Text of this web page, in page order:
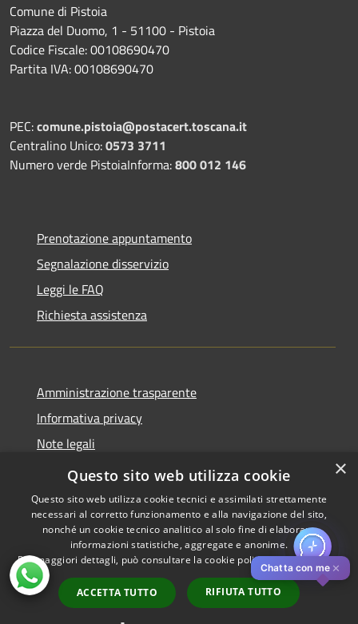
Comune di Pistoia
Piazza del Duomo, 1 - 51100 - Pistoia
Codice Fiscale: 00108690470
Partita IVA: 00108690470
PEC:comune.pistoia@postacert.toscana.it
Centralino Unico:0573 3711
Numero verde PistoiaInforma:800 012 146
Prenotazione appuntamento
Segnalazione disservizio
Leggi le FAQ
Richiesta assistenza
Amministrazione trasparente
Informativa privacy
Note legali
Dichiarazione di accessibilità
Accessibilità
Privacy
Copyright © 2026 • Comune di
Pistoia • Powered by
Municipium•
Accesso
redazione
Chatta con me ✕
×
Questo sito web utilizza cookie
Questo sito web utilizza cookie tecnici e assimilati strettamente
necessari al corretto funzionamento e alla navigazione del sito,
nonché un cookie tecnico analitico al solo fine di elaborare
informazioni statistiche, aggregate e anonime.
Per maggiori dettagli, può consultare la cookie policy al seguentelink
ACCETTA TUTTO RIFIUTA TUTTO